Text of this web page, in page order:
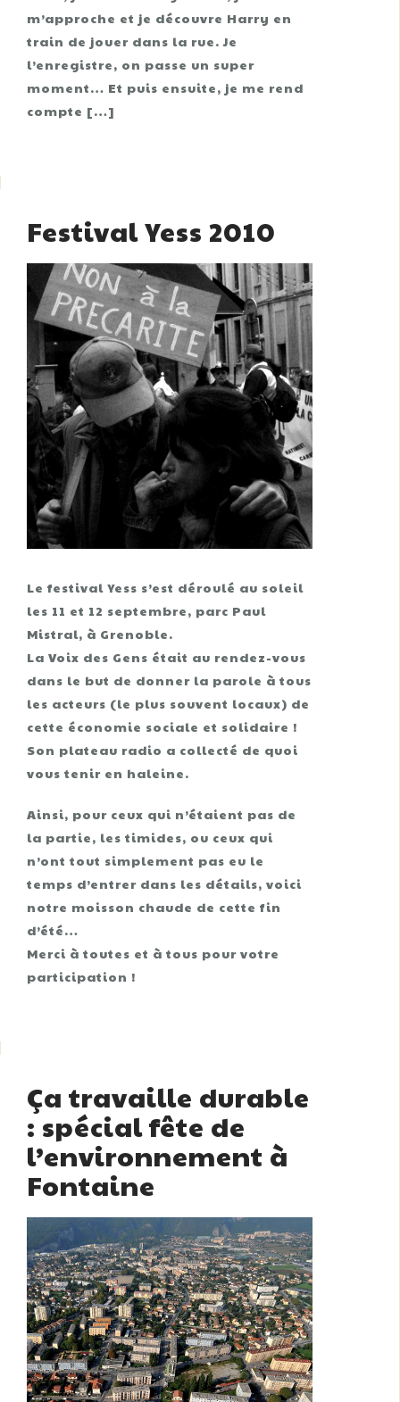
m’approche et je découvre Harry en
train de jouer dans la rue. Je
l’enregistre, on passe un super
moment… Et puis ensuite, je me rend
compte […]
Festival Yess 2010
Le festival Yess s’est déroulé au soleil
les 11 et 12 septembre, parc Paul
Mistral, à Grenoble.
La Voix des Gens était au rendez-vous
dans le but de donner la parole à tous
les acteurs (le plus souvent locaux) de
cette économie sociale et solidaire !
Son plateau radio a collecté de quoi
vous tenir en haleine.
Ainsi, pour ceux qui n’étaient pas de
la partie, les timides, ou ceux qui
n’ont tout simplement pas eu le
temps d’entrer dans les détails, voici
notre moisson chaude de cette fin
d’été…
Merci à toutes et à tous pour votre
participation !
Ça travaille durable
: spécial fête de
l’environnement à
Fontaine